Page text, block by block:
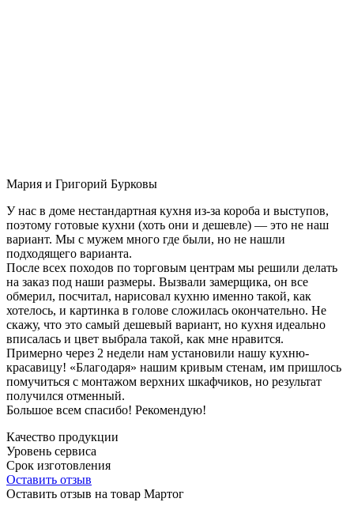
Мария и Григорий Бурковы
У нас в доме нестандартная кухня из-за короба и выступов,
поэтому готовые кухни (хоть они и дешевле) — это не наш
вариант. Мы с мужем много где были, но не нашли
подходящего варианта.
После всех походов по торговым центрам мы решили делать
на заказ под наши размеры. Вызвали замерщика, он все
обмерил, посчитал, нарисовал кухню именно такой, как
хотелось, и картинка в голове сложилась окончательно. Не
скажу, что это самый дешевый вариант, но кухня идеально
вписалась и цвет выбрала такой, как мне нравится.
Примерно через 2 недели нам установили нашу кухню-
красавицу! «Благодаря» нашим кривым стенам, им пришлось
помучиться с монтажом верхних шкафчиков, но результат
получился отменный.
Большое всем спасибо! Рекомендую!
Качество продукции
Уровень сервиса
Срок изготовления
Оставить отзыв
Оставить отзыв на товар Мартог